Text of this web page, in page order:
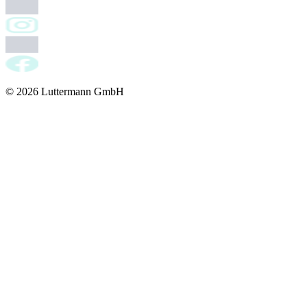
© 2026 Luttermann GmbH